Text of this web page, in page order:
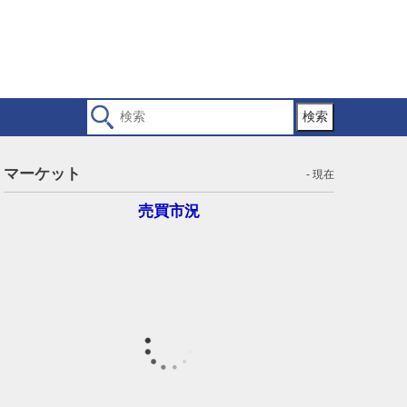
検索
マーケット - 現在
売買市況